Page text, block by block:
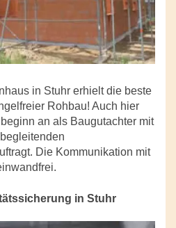
in Stuhr erhielt die beste
Rohbau! Auch hier
an als Baugutachter mit
Die Kommunikation mit
in Stuhr